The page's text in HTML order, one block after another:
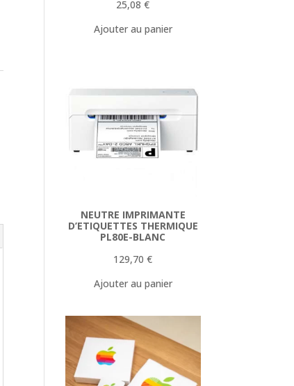
25,08€
Ajouter au panier
NEUTRE IMPRIMANTE
D’ETIQUETTES THERMIQUE
PL80E-BLANC
129,70€
Ajouter au panier